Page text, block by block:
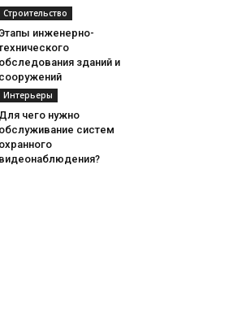
Строительство
инженерно-
обследования зданий и
сооружений
Интерьеры
Для чего нужно
обслуживание систем
охранного
видеонаблюдения?